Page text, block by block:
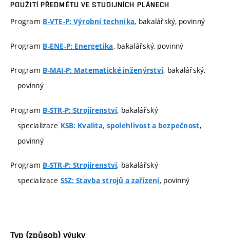
POUŽITÍ PŘEDMĚTU VE STUDIJNÍCH PLÁNECH
Program B-VTE-P: Výrobní technika, bakalářský, povinný
Program B-ENE-P: Energetika, bakalářský, povinný
Program B-MAI-P: Matematické inženýrství, bakalářský,
povinný
Program B-STR-P: Strojírenství, bakalářský
specializace KSB: Kvalita, spolehlivost a bezpečnost,
povinný
Program B-STR-P: Strojírenství, bakalářský
specializace SSZ: Stavba strojů a zařízení, povinný
Typ (způsob) výuky